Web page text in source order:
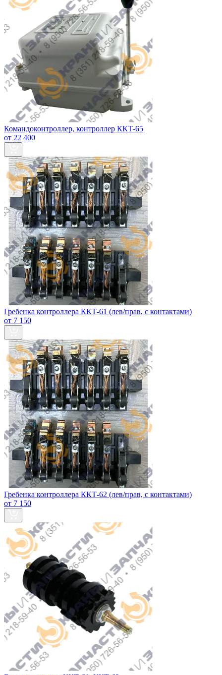
Командоконтроллер, контроллер ККТ-65
от 22 400
Гребенка контроллера ККТ-61 (лев/прав, с контактами)
от 7 150
Гребенка контроллера ККТ-62 (лев/прав, с контактами)
от 7 150